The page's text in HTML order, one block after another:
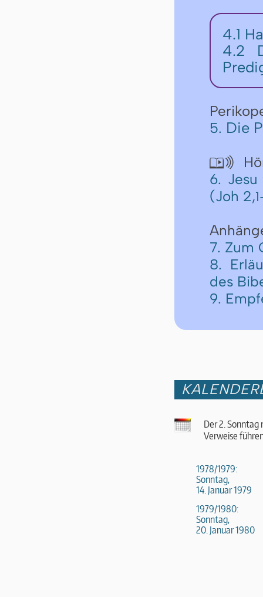
4.1
4.2
5. Die

6.
(Joh 2,
7. Zum
8.
des
9.
Der 2. Sonntag
Verweise
1978/1979:
Sonntag,
14. Januar 1979
1979/1980:
Sonntag,
20. Januar 1980